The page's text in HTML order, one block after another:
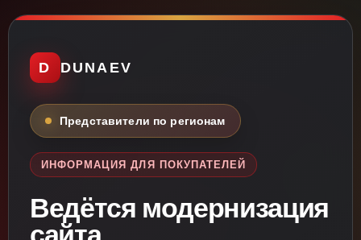
D DUNAEV
Представители по регионам
ИНФОРМАЦИЯ ДЛЯ ПОКУПАТЕЛЕЙ
Ведётся модернизация